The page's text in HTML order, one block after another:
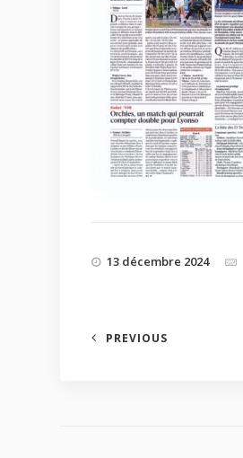
13 décembre 2024
PREVIOUS